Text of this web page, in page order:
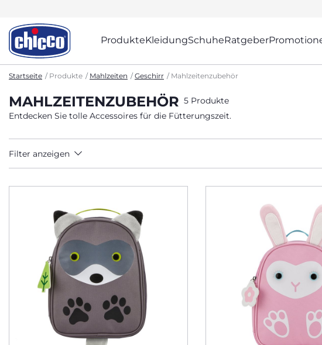
ProdukteKleidungSchuheRatgeber
Startseite Produkte Mahlzeiten Geschirr Mahlzeitenzubehör
MAHLZEITENZUBEHÖR 5 Produkte
Entdecken Sie tolle Accessoires für die Fütterungszeit.
Filter anzeigen